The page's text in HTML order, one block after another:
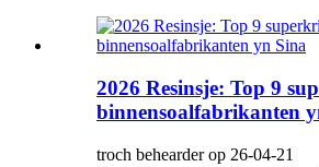
2026 Resinsje: Top 9
binnensoalfabrikanten
troch behearder op 26-04-21